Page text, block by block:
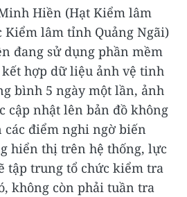
Hiền (Hạt Kiểm lâm
Kiểm lâm tỉnh Quảng Ngãi)
đang sử dụng phần mềm
hợp dữ liệu ảnh vệ tinh
bình 5 ngày một lần, ảnh
cập nhật lên bản đồ không
điểm nghi ngờ biến
hiển thị trên hệ thống, lực
tập trung tổ chức kiểm tra
không còn phải tuần tra